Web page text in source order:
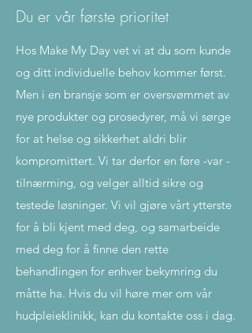
Du er vår første prioritet
Hos Make My Day vet vi at du som kunde
og ditt individuelle behov kommer først.
Men i en bransje som er oversvømmet av
nye produkter og prosedyrer, må vi sørge
for at helse og sikkerhet aldri blir
kompromittert. Vi tar derfor en føre -var -
tilnærming, og velger alltid sikre og
testede løsninger. Vi vil gjøre vårt ytterste
for å bli kjent med deg, og samarbeide
med deg for å finne den rette
behandlingen for enhver bekymring du
måtte ha. Hvis du vil høre mer om vår
hudpleieklinikk, kan du kontakte oss i dag.